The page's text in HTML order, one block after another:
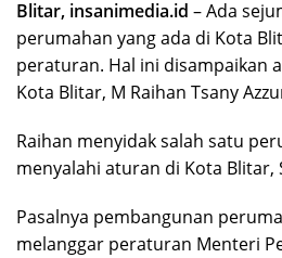
Blitar, insanimedia.id – Ada
perumahan yang ada di Kota
peraturan. Hal ini disampaikan
Kota Blitar, M Raihan Tsany
Raihan menyidak salah satu
menyalahi aturan di Kota Blitar,
Pasalnya pembangunan
melanggar peraturan Menteri